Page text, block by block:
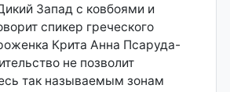
Запад с ковбоями и
спикер греческого
Крита Анна Псаруда-
не позволит
так называемым зонам